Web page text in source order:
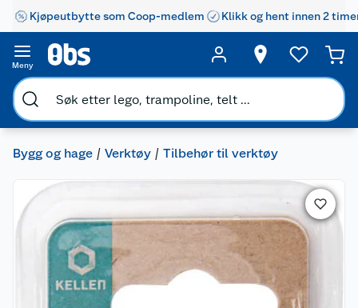
Kjøpeutbytte som Coop-medlem Klikk og hent innen 2
Meny
Bygg og hage Verktøy Tilbehør til verktøy